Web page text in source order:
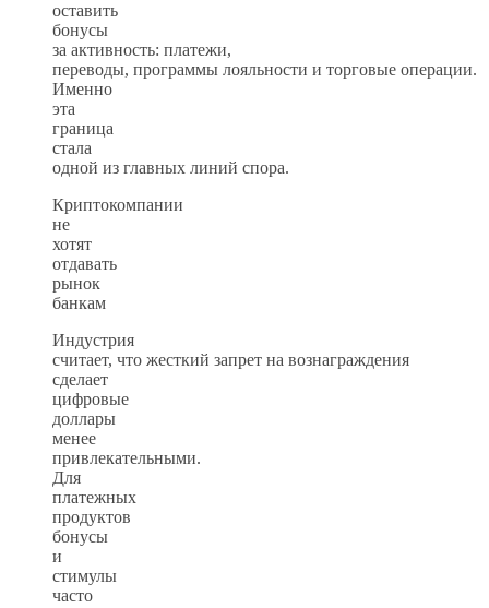
оставить
бонусы
за активность: платежи,
переводы, программы лояльности и торговые операции.
Именно
эта
граница
стала
одной из главных линий спора.
Криптокомпании
не
хотят
отдавать
рынок
банкам
Индустрия
считает, что жесткий запрет на вознаграждения
сделает
цифровые
доллары
менее
привлекательными.
Для
платежных
продуктов
бонусы
и
стимулы
часто